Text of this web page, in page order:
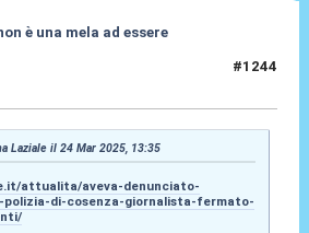
è una mela ad essere
#1244
Laziale il 24 Mar 2025, 13:35
attualita/aveva-denunciato-
polizia-di-cosenza-giornalista-fermato-